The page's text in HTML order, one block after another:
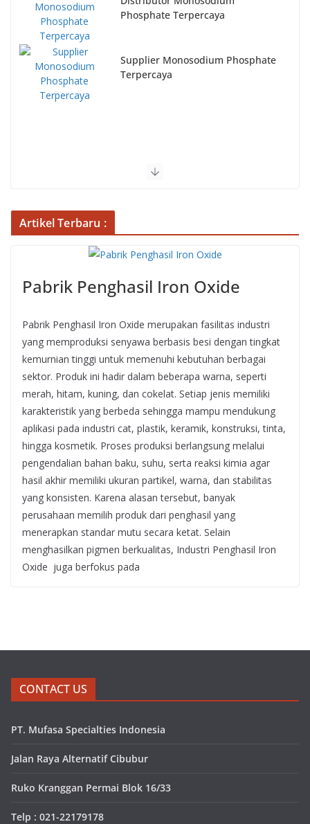
Terpercaya
Pabrik Penghasil Monosodium
Phosphate
Artikel Terbaru :
Pabrik Penghasil Iron Oxide
Pabrik Penghasil Iron Oxide merupakan fasilitas industri
yang memproduksi senyawa berbasis besi dengan tingkat
kemurnian tinggi untuk memenuhi kebutuhan berbagai
sektor. Produk ini hadir dalam beberapa warna, seperti
merah, hitam, kuning, dan cokelat. Setiap jenis memiliki
karakteristik yang berbeda sehingga mampu mendukung
aplikasi pada industri cat, plastik, keramik, konstruksi, tinta,
hingga kosmetik. Proses produksi berlangsung melalui
pengendalian bahan baku, suhu, serta reaksi kimia agar
hasil akhir memiliki ukuran partikel, warna, dan stabilitas
yang konsisten. Karena alasan tersebut, banyak
perusahaan memilih produk dari penghasil yang
menerapkan standar mutu secara ketat. Selain
menghasilkan pigmen berkualitas, Industri Penghasil Iron
Oxide juga berfokus pada
CONTACT US
PT. Mufasa Specialties Indonesia
Jalan Raya Alternatif Cibubur
Ruko Kranggan Permai Blok 16/33
Telp : 021-22179178